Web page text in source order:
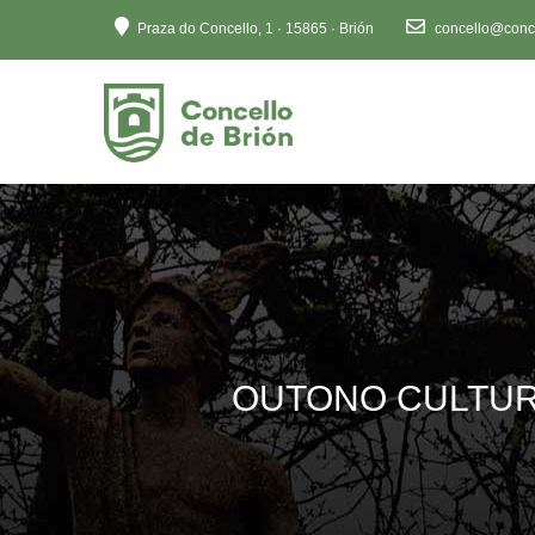
web
inclúe
un
sistema
de
accesibilidade.
Preme
Control-
F11
para
axustar
o
Praza do Concello, 1 · 15865 · Brión
OUTONO